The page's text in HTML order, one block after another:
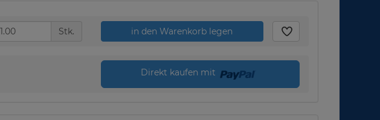
Stk. in den Warenkorb legen
Direkt kaufen mit